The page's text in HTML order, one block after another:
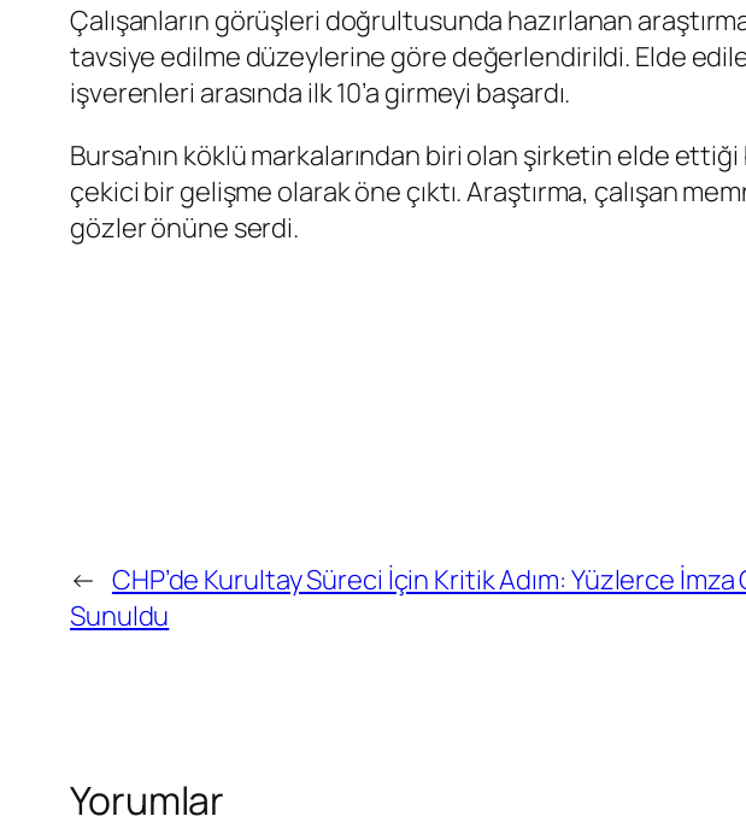
Çalışanların görüşleri doğrultusunda hazırlanan
tavsiye edilme düzeylerine göre değerlendirildi. Elde
işverenleri arasında ilk 10’a girmeyi başardı.
Bursa’nın köklü markalarından biri olan şirketin elde
çekici bir gelişme olarak öne çıktı. Araştırma, çalışan
gözler önüne serdi.
← CHP’de Kurultay Süreci İçin Kritik Adım: Yüzlerce
Sunuldu
Yorumlar